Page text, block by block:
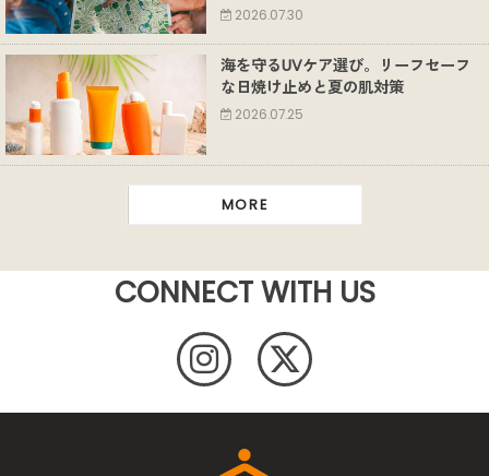
2026.07.30
海を守るUVケア選び。リーフセーフ
な日焼け止めと夏の肌対策
2026.07.25
MORE
CONNECT WITH US